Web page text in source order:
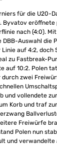
für die U20-
Byvatov eröffnete
nach (4:0).
DBB-Auswahl die
auf 4:2,
zu Fastbreak-
auf 10:2. Polen
durch zwei
und vollendete
Korb und traf
erzwang
Freiwürfe
Polen nun
und verwandelte